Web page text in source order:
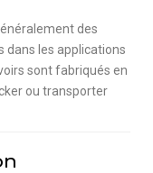
des
dans les applications
sont fabriqués en
ou transporter